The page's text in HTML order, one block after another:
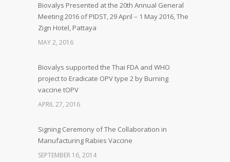
Biovalys Presented at the 20th Annual General
Meeting 2016 of PIDST, 29 April – 1 May 2016, The
Zign Hotel, Pattaya
MAY 2, 2016
Biovalys supported the Thai FDA and WHO
project to Eradicate OPV type 2 by Burning
vaccine tOPV
APRIL 27, 2016
Signing Ceremony of The Collaboration in
Manufacturing Rabies Vaccine
SEPTEMBER 16, 2014